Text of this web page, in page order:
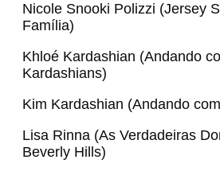
Nicole Snooki Polizzi (Jersey
Família)
Khloé Kardashian (Andando
Kardashians)
Kim Kardashian (Andando
Lisa Rinna (As Verdadeiras
Beverly Hills)